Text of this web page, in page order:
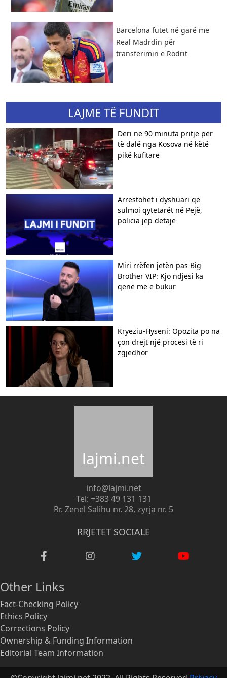
Barcelona futet në garë me
Real Madrdin për
transferimin e Rodrit
LAJME TË FUNDIT
Deri në 90 minuta pritje për
të dalë nga Kosova në këtë
pikë kufitare
Arrestohet i dyshuari që
sulmoi qytetarët në Pejë,
policia jep detaje
Miri rrëfen jetën pas Big
Brother VIP: Kjo ndjesi ka
qenë më e bukur
Kryeziu-Hyseni: Opozita po na
çon drejt një procesi të ri
zgjedhor
lajmi.net
info@lajmi.net
Tel: +383 49 131 131
Rr. Zenel Salihu nr. 28, zyrja nr. 5
RRJETET SOCIALE
Other Links
Fact-Checking Policy
Ethics Policy
Corrections Policy
Ownership & Funding Information
Editorial Team Information